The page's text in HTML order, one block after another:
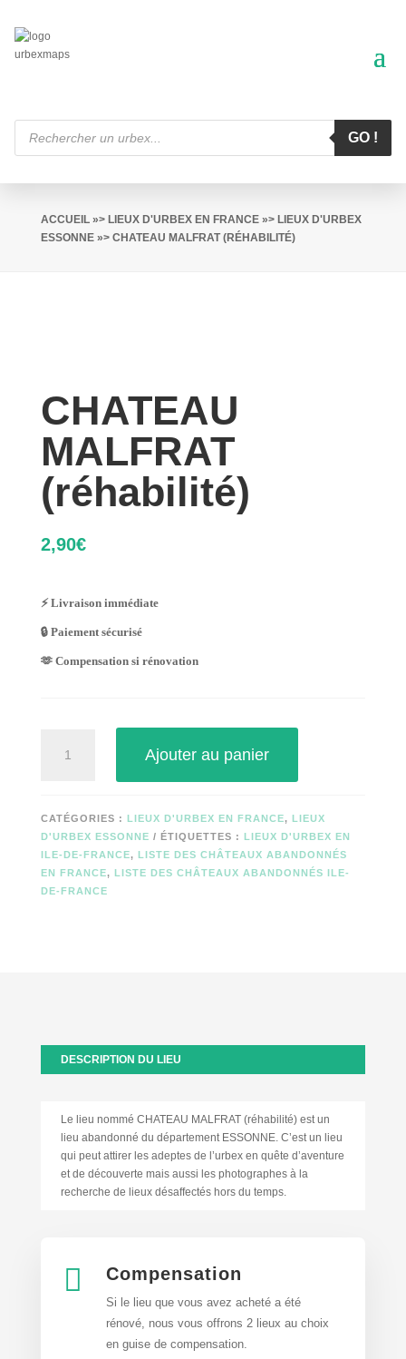
Recherche
produits
GO !
ACCUEIL»> LIEUX D'URBEX EN FRANCE»> LIEUX D'URBEX
ESSONNE»> CHATEAU MALFRAT (RÉHABILITÉ)
CHATEAU
MALFRAT
(réhabilité)
2,90€
⚡ Livraison immédiate
🔒 Paiement sécurisé
🫶 Compensation si rénovation
(réhabilité)
Ajouter au panier
CATÉGORIES : LIEUX D'URBEX EN FRANCE, LIEUX
D'URBEX ESSONNE
ÉTIQUETTES : LIEUX D'URBEX EN
ILE-DE-FRANCE, LISTE DES CHÂTEAUX ABANDONNÉS
EN FRANCE, LISTE DES CHÂTEAUX ABANDONNÉS ILE-
DE-FRANCE
DESCRIPTION DU LIEU
Le lieu nommé CHATEAU MALFRAT (réhabilité) est un
lieu abandonné du département ESSONNE. C’est un lieu
qui peut attirer les adeptes de l’urbex en quête d’aventure
et de découverte mais aussi les photographes à la
recherche de lieux désaffectés hors du temps.
 Compensation
Si le lieu que vous avez acheté a été
rénové, nous vous offrons 2 lieux au choix
en guise de compensation.